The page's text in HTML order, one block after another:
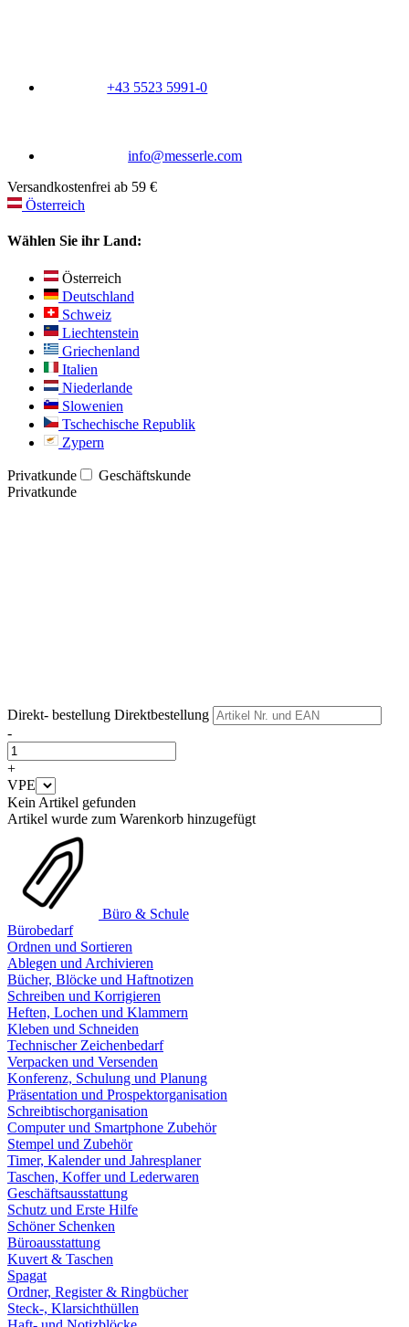
+43 5523 5991-0
info@messerle.com
Versandkostenfrei ab 59 €
Österreich
Wählen Sie ihr Land:
Österreich
Deutschland
Schweiz
Liechtenstein
Griechenland
Italien
Niederlande
Slowenien
Tschechische Republik
Zypern
Privatkunde
Geschäftskunde
Privatkunde
Direkt- bestellung Direktbestellung
-
+
VPE
Kein Artikel gefunden
Artikel wurde zum Warenkorb hinzugefügt
Büro & Schule
Bürobedarf
Ordnen und Sortieren
Ablegen und Archivieren
Bücher, Blöcke und Haftnotizen
Schreiben und Korrigieren
Heften, Lochen und Klammern
Kleben und Schneiden
Technischer Zeichenbedarf
Verpacken und Versenden
Konferenz, Schulung und Planung
Präsentation und Prospektorganisation
Schreibtischorganisation
Computer und Smartphone Zubehör
Stempel und Zubehör
Timer, Kalender und Jahresplaner
Taschen, Koffer und Lederwaren
Geschäftsausstattung
Schutz und Erste Hilfe
Schöner Schenken
Büroausstattung
Kuvert & Taschen
Spagat
Ordner, Register & Ringbücher
Steck-, Klarsichthüllen